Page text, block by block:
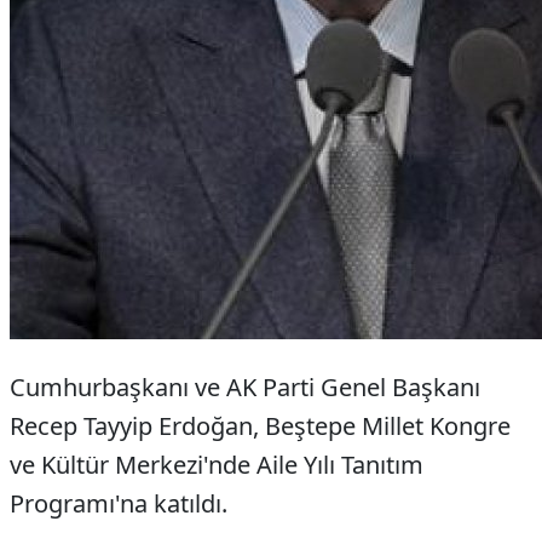
Cumhurbaşkanı ve AK Parti Genel Başkanı
Recep Tayyip Erdoğan, Beştepe Millet Kongre
ve Kültür Merkezi'nde Aile Yılı Tanıtım
Programı'na katıldı.